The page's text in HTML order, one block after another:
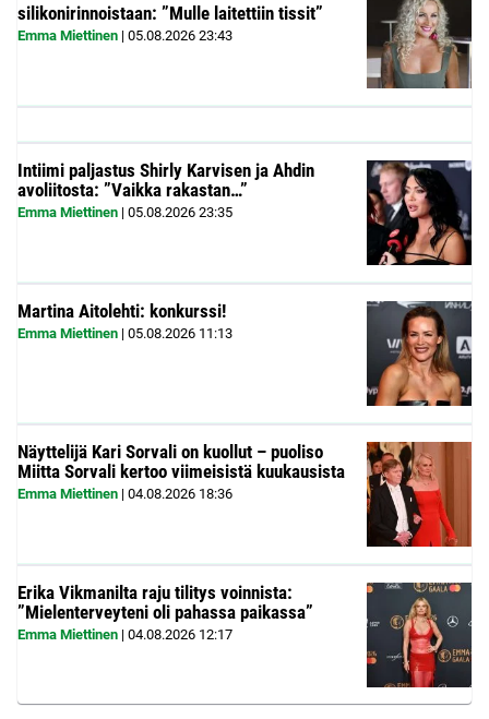
silikonirinnoistaan: ”Mulle laitettiin tissit”
Emma Miettinen | 05.08.2026 23:43
Intiimi paljastus Shirly Karvisen ja Ahdin
avoliitosta: ”Vaikka rakastan…”
Emma Miettinen | 05.08.2026 23:35
Martina Aitolehti: konkurssi!
Emma Miettinen | 05.08.2026 11:13
Näyttelijä Kari Sorvali on kuollut – puoliso
Miitta Sorvali kertoo viimeisistä kuukausista
Emma Miettinen | 04.08.2026 18:36
Erika Vikmanilta raju tilitys voinnista:
”Mielenterveyteni oli pahassa paikassa”
Emma Miettinen | 04.08.2026 12:17